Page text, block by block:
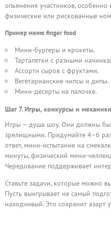
опьянения участников, особенно
физические или рискованные
Пример меню finger food
Мини-бургеры и крокеты.
Тарталетки с разными
Ассорти сыров с фруктами.
Вегетарианские чипсы и дипы.
Мини-десерты на палочке.
Шаг 7. Игры, конкурсы и
Игры — душа шоу. Они должны
зрелищными. Придумайте 4–6
ответ, мини-испытание на
минуты, физический мини-
Чередование поддерживает
Ставьте задачи, которые можно
Пусть выигрывает не самый
находчивый. Это сохранит азарт